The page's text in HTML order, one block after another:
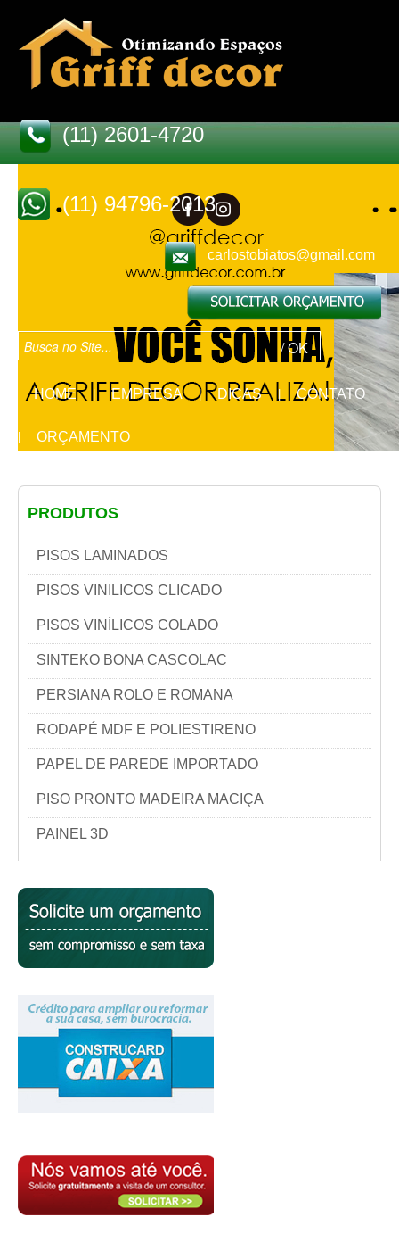
(11) 2601-4720
(11) 94796-2013
carlostobiatos@gmail.com
HOME EMPRESA | DICAS CONTATO
ORÇAMENTO
PRODUTOS
PISOS LAMINADOS
PISOS VINILICOS CLICADO
PISOS VINÍLICOS COLADO
SINTEKO BONA CASCOLAC
PERSIANA ROLO E ROMANA
RODAPÉ MDF E POLIESTIRENO
PAPEL DE PAREDE IMPORTADO
PISO PRONTO MADEIRA MACIÇA
PAINEL 3D